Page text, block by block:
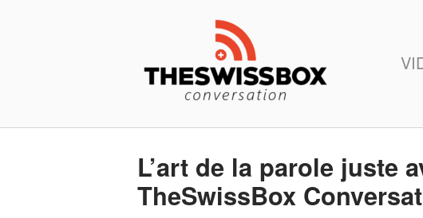
L’art de la parole juste
TheSwissBox